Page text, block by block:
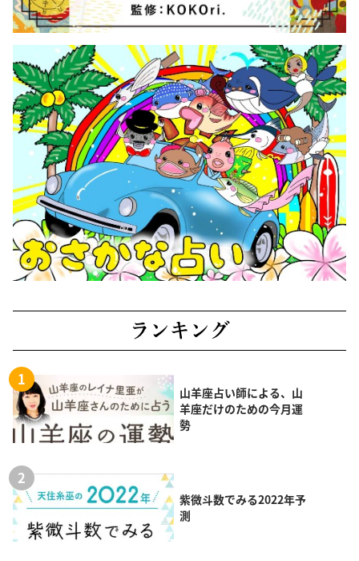
ランキング
山羊座占い師による、山
羊座だけのための今月運
勢
紫微斗数でみる2022年予
測